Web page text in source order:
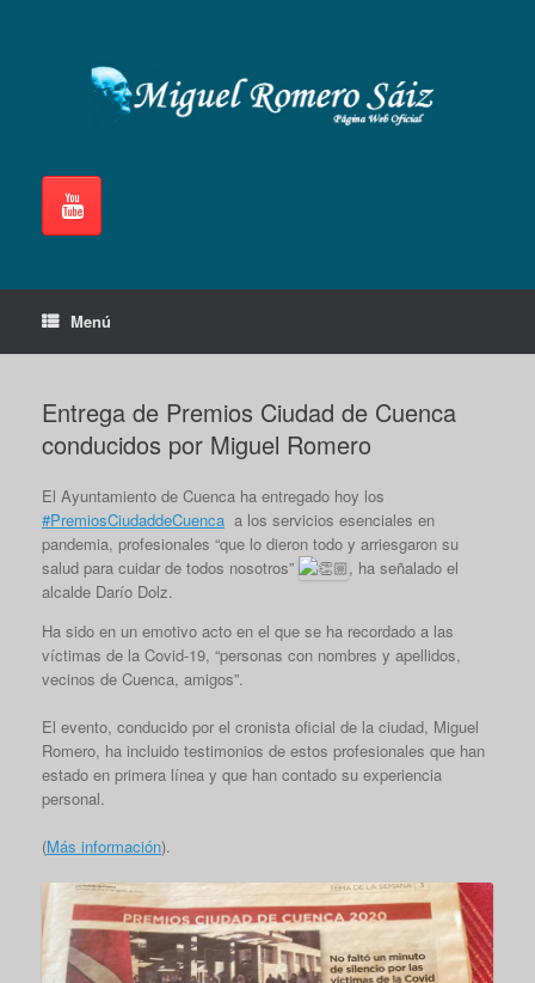
Menú
Entrega de Premios Ciudad de Cuenca
conducidos por Miguel Romero
El Ayuntamiento de Cuenca ha entregado hoy los
#PremiosCiudaddeCuenca a los servicios esenciales en
pandemia, profesionales “que lo dieron todo y arriesgaron su
salud para cuidar de todos nosotros”
, ha señalado el
alcalde Darío Dolz.
Ha sido en un emotivo acto en el que se ha recordado a las
víctimas de la Covid-19, “personas con nombres y apellidos,
vecinos de Cuenca, amigos”.
El evento‬, conducido por el cronista oficial de la ciudad, Miguel
Romero, ha incluido testimonios de estos profesionales que han
estado en primera línea y que han contado su experiencia
personal.
(Más información).